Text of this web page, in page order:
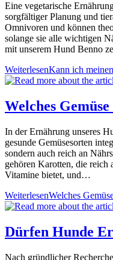
Eine vegetarische
sorgfältiger Planung und
Omnivoren und können
solange sie alle wichtigen
mit unserem Hund Benno
WeiterlesenKann ich
Welches
In der Ernährung unseres
gesunde Gemüsesorten
sondern auch reich an
gehören Karotten, die
Vitamine bietet, und…
WeiterlesenWelches
Dürfen Hunde
Nach gründlicher